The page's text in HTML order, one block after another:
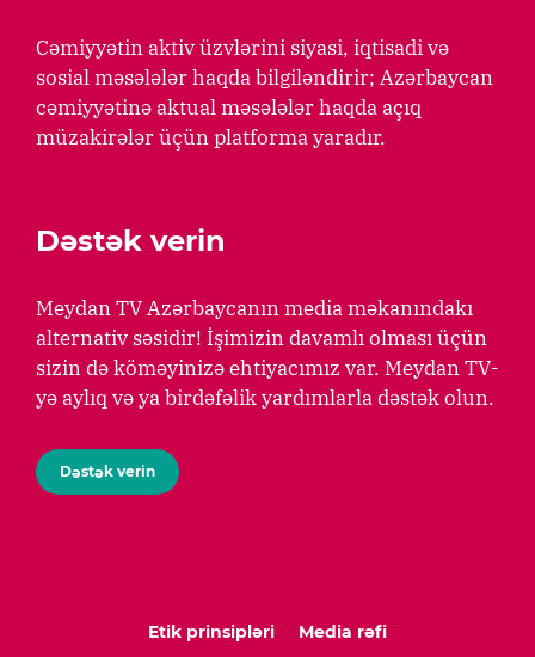
Cəmiyyətin aktiv üzvlərini siyasi, iqtisadi və
sosial məsələlər haqda bilgiləndirir; Azərbaycan
cəmiyyətinə aktual məsələlər haqda açıq
müzakirələr üçün platforma yaradır.
Dəstək verin
Meydan TV Azərbaycanın media məkanındakı
alternativ səsidir! İşimizin davamlı olması üçün
sizin də köməyinizə ehtiyacımız var. Meydan TV-
yə aylıq və ya birdəfəlik yardımlarla dəstək olun.
Dəstək verin
Etik prinsipləri
Media rəfi